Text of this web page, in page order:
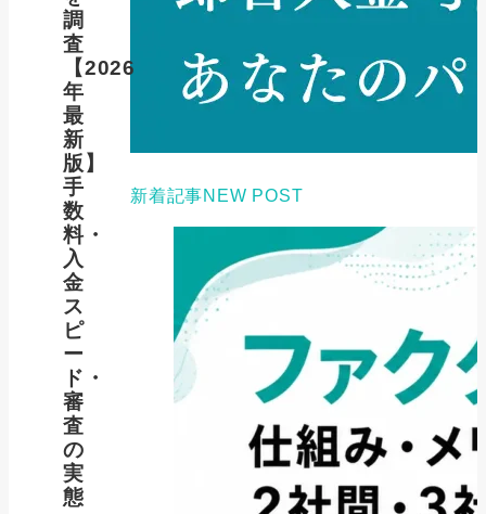
調
査
【2026
年
最
新
版】
手
数
料・
入
金
ス
ピ
ー
ド・
審
査
の
実
態
新着記事NEW POST